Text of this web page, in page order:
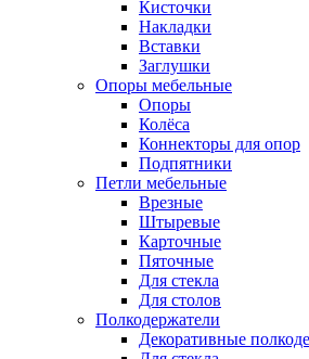
Кисточки
Накладки
Вставки
Заглушки
Опоры мебельные
Опоры
Колёса
Коннекторы для опор
Подпятники
Петли мебельные
Врезные
Штыревые
Карточные
Пяточные
Для стекла
Для столов
Полкодержатели
Декоративные